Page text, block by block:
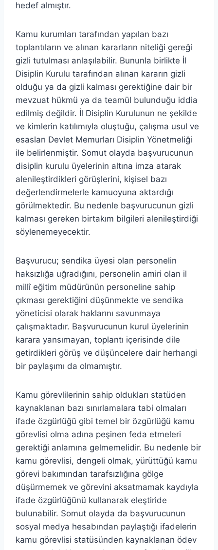
hedef almıştır.
Kamu kurumları tarafından yapılan bazı
toplantıların ve alınan kararların niteliği gereği
gizli tutulması anlaşılabilir. Bununla birlikte İl
Disiplin Kurulu tarafından alınan kararın gizli
olduğu ya da gizli kalması gerektiğine dair bir
mevzuat hükmü ya da teamül bulunduğu iddia
edilmiş değildir. İl Disiplin Kurulunun ne şekilde
ve kimlerin katılımıyla oluştuğu, çalışma usul ve
esasları Devlet Memurları Disiplin Yönetmeliği
ile belirlenmiştir. Somut olayda başvurucunun
disiplin kurulu üyelerinin altına imza atarak
alenileştirdikleri görüşlerini, kişisel bazı
değerlendirmelerle kamuoyuna aktardığı
görülmektedir. Bu nedenle başvurucunun gizli
kalması gereken birtakım bilgileri alenileştirdiği
söylenemeyecektir.
Başvurucu; sendika üyesi olan personelin
haksızlığa uğradığını, personelin amiri olan il
millî eğitim müdürünün personeline sahip
çıkması gerektiğini düşünmekte ve sendika
yöneticisi olarak haklarını savunmaya
çalışmaktadır. Başvurucunun kurul üyelerinin
karara yansımayan, toplantı içerisinde dile
getirdikleri görüş ve düşüncelere dair herhangi
bir paylaşımı da olmamıştır.
Kamu görevlilerinin sahip oldukları statüden
kaynaklanan bazı sınırlamalara tabi olmaları
ifade özgürlüğü gibi temel bir özgürlüğü kamu
görevlisi olma adına peşinen feda etmeleri
gerektiği anlamına gelmemelidir. Bu nedenle bir
kamu görevlisi, dengeli olmak, yürüttüğü kamu
görevi bakımından tarafsızlığına gölge
düşürmemek ve görevini aksatmamak kaydıyla
ifade özgürlüğünü kullanarak eleştiride
bulunabilir. Somut olayda da başvurucunun
sosyal medya hesabından paylaştığı ifadelerin
kamu görevlisi statüsünden kaynaklanan ödev